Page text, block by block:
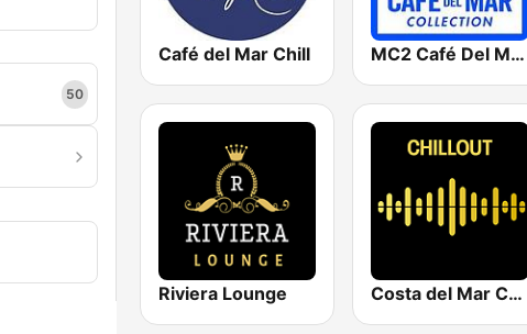
50
Café del Mar Chill MC2 Café Del Mar Collection
Riviera Lounge Costa del Mar Chillout